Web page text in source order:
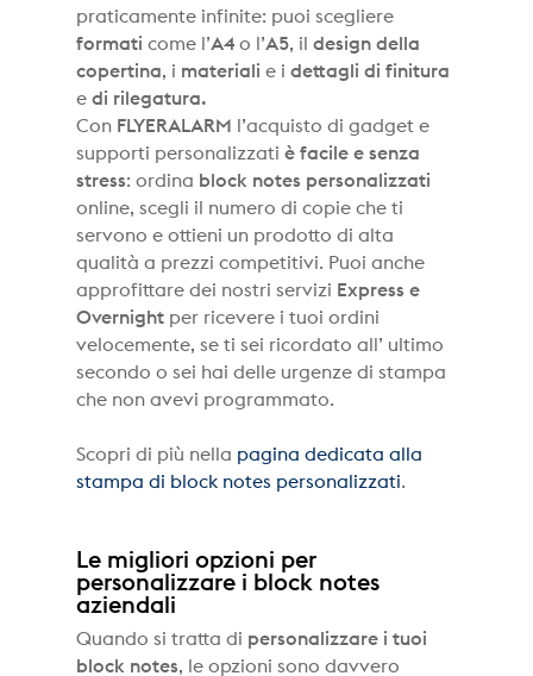
praticamente infinite: puoi scegliere
formati come l’A4 o l’A5, ildesign della
copertina, i materiali e idettagli di finitura
e di rilegatura.
Con FLYERALARM
l’acquisto di gadget e
supporti personalizzatiè facile e senza
stress: ordina block notes personalizzati
online, scegli il numero di copie che ti
servono e ottieni un prodotto di alta
qualità a prezzi competitivi. Puoi anche
approfittare dei nostri servizi Express e
Overnight per ricevere i tuoi ordini
velocemente, se ti sei ricordato all’ ultimo
secondo o sei hai delle urgenze di stampa
che non avevi programmato.
Scopri di più nella pagina dedicata alla
stampa di block notes personalizzati.
Le migliori opzioni per
personalizzare i block notes
aziendali
Quando si tratta di personalizzare i tuoi
block notes, le opzioni sono davvero